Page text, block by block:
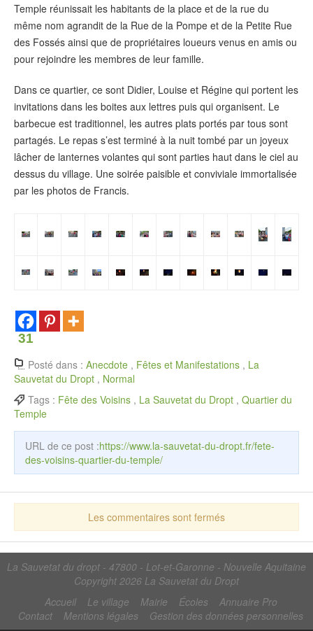
Temple réunissait les habitants de la place et de la rue du
même nom agrandit de la Rue de la Pompe et de la Petite Rue
des Fossés ainsi que de propriétaires loueurs venus en amis ou
pour rejoindre les membres de leur famille.
Dans ce quartier, ce sont Didier, Louise et Régine qui portent les
invitations dans les boites aux lettres puis qui organisent. Le
barbecue est traditionnel, les autres plats portés par tous sont
partagés. Le repas s’est terminé à la nuit tombé par un joyeux
lâcher de lanternes volantes qui sont parties haut dans le ciel au
dessus du village. Une soirée paisible et conviviale immortalisée
par les photos de Francis.
31
Posté dans : Anecdote , Fêtes et Manifestations , La
Sauvetat du Dropt , Normal
Tags : Fête des Voisins , La Sauvetat du Dropt , Quartier du
Temple
URL de ce post :https://www.la-sauvetat-du-dropt.fr/fete-
des-voisins-quartier-du-temple/
Les commentaires sont fermés
La Sauvetat du dropt - 47800 - Lot-et-Garonne - Nouvelle Aquitaine
Copyright 2026 La Sauvetat du Dropt
Accueil
Le village Mairie Écoles
Annuaire Pro
Contact
Mentions légales Gestion des données personnelles